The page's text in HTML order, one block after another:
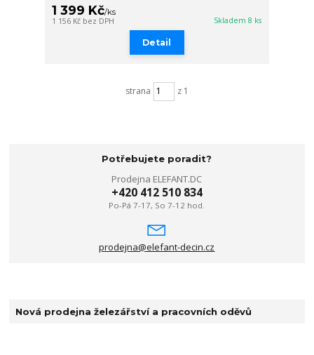
1 399 Kč/ks
1 156 Kč bez DPH Skladem 8 ks
Detail
strana z 1
Potřebujete poradit?
Prodejna ELEFANT.DC
+420 412 510 834
Po-Pá 7-17, So 7-12 hod.
prodejna@elefant-decin.cz
Nová prodejna železářství a pracovních oděvů